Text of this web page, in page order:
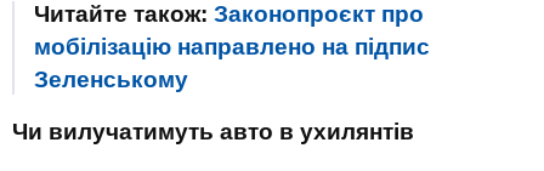
Читайте також: Законопроєкт про
мобілізацію направлено на підпис
Зеленському
Чи вилучатимуть авто в ухилянтів